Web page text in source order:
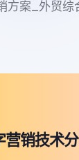
方案_外贸综
营销技术